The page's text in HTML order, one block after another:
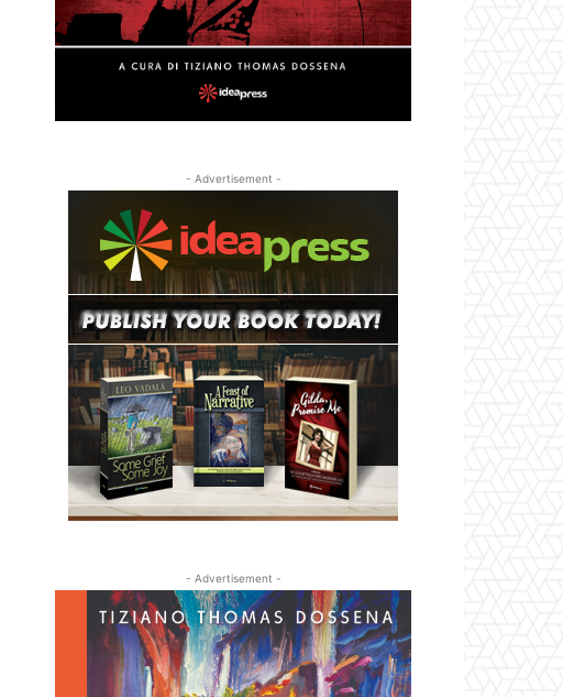
- Advertisement -
- Advertisement -